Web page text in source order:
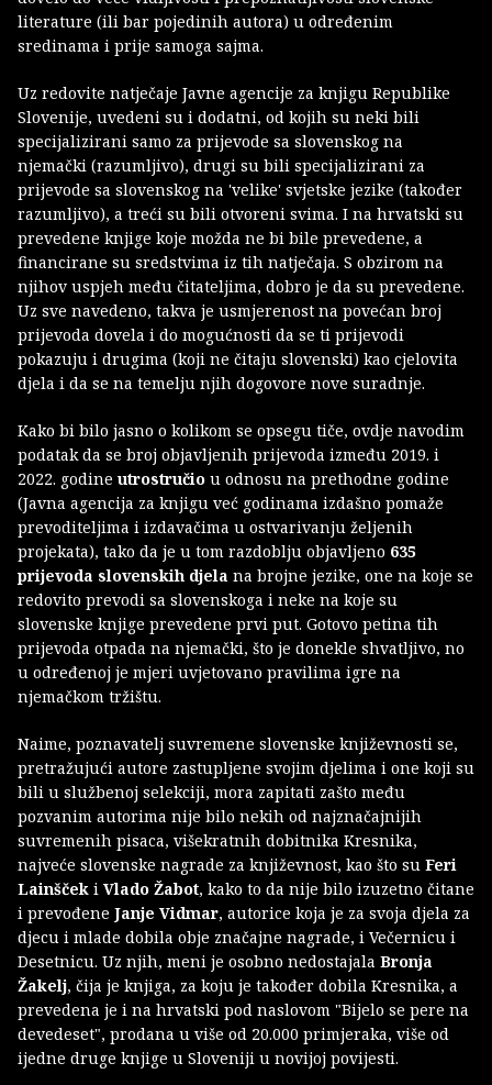
literature (ili bar pojedinih autora) u određenim
sredinama i prije samoga sajma.
Uz redovite natječaje Javne agencije za knjigu Republike
Slovenije, uvedeni su i dodatni, od kojih su neki bili
specijalizirani samo za prijevode sa slovenskog na
njemački (razumljivo), drugi su bili specijalizirani za
prijevode sa slovenskog na 'velike' svjetske jezike (također
razumljivo), a treći su bili otvoreni svima. I na hrvatski su
prevedene knjige koje možda ne bi bile prevedene, a
financirane su sredstvima iz tih natječaja. S obzirom na
njihov uspjeh među čitateljima, dobro je da su prevedene.
Uz sve navedeno, takva je usmjerenost na povećan broj
prijevoda dovela i do mogućnosti da se ti prijevodi
pokazuju i drugima (koji ne čitaju slovenski) kao cjelovita
djela i da se na temelju njih dogovore nove suradnje.
Kako bi bilo jasno o kolikom se opsegu tiče, ovdje navodim
podatak da se broj objavljenih prijevoda između 2019. i
2022. godine utrostručio u odnosu na prethodne godine
(Javna agencija za knjigu već godinama izdašno pomaže
prevoditeljima i izdavačima u ostvarivanju željenih
projekata), tako da je u tom razdoblju objavljeno 635
prijevoda slovenskih djela na brojne jezike, one na koje se
redovito prevodi sa slovenskoga i neke na koje su
slovenske knjige prevedene prvi put. Gotovo petina tih
prijevoda otpada na njemački, što je donekle shvatljivo, no
u određenoj je mjeri uvjetovano pravilima igre na
njemačkom tržištu.
Naime, poznavatelj suvremene slovenske književnosti se,
pretražujući autore zastupljene svojim djelima i one koji su
bili u službenoj selekciji, mora zapitati zašto među
pozvanim autorima nije bilo nekih od najznačajnijih
suvremenih pisaca, višekratnih dobitnika Kresnika,
najveće slovenske nagrade za književnost, kao što su Feri
Lainšček i Vlado Žabot, kako to da nije bilo izuzetno čitane
i prevođene Janje Vidmar, autorice koja je za svoja djela za
djecu i mlade dobila obje značajne nagrade, i Večernicu i
Desetnicu. Uz njih, meni je osobno nedostajala Bronja
Žakelj, čija je knjiga, za koju je također dobila Kresnika, a
prevedena je i na hrvatski pod naslovom "Bijelo se pere na
devedeset", prodana u više od 20.000 primjeraka, više od
ijedne druge knjige u Sloveniji u novijoj povijesti.